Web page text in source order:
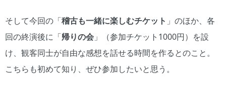
そして今回の「稽古も一緒に楽しむチケット 」のほか、各
回の終演後に「帰りの会 」（参加チケット1000円）を設
け、観客同士が自由な感想を話せる時間を作るとのこと。
こちらも初めて知り、ぜひ参加したいと思う。